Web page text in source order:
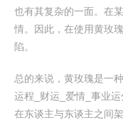
也有其复杂的一面。在
情。因此，在使用黄玫
陷。
总的来说，黄玫瑰是一
运程_财运_爱情_事业
在东谈主与东谈主之间